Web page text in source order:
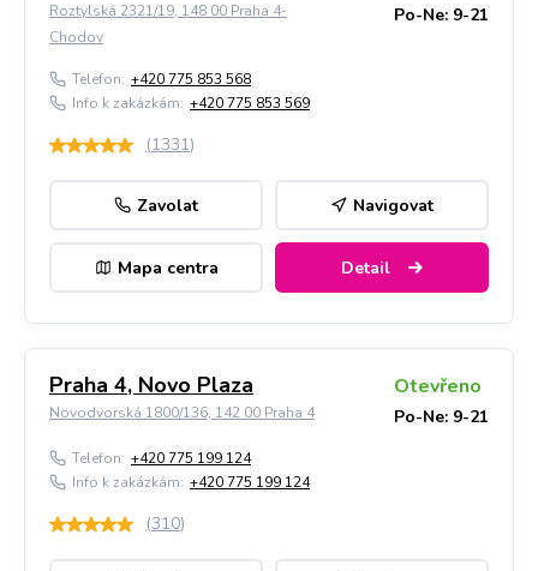
Roztylská 2321/19, 148 00 Praha 4-
Chodov
Po-Ne: 9-21
Telefon: +420 775 853 568
Info k zakázkám: +420 775 853 569
(1331)
Zavolat Navigovat
Mapa centra Detail
Praha 4, Novo Plaza
Novodvorská 1800/136, 142 00 Praha 4
Otevřeno
Po-Ne: 9-21
Telefon: +420 775 199 124
Info k zakázkám: +420 775 199 124
(310)